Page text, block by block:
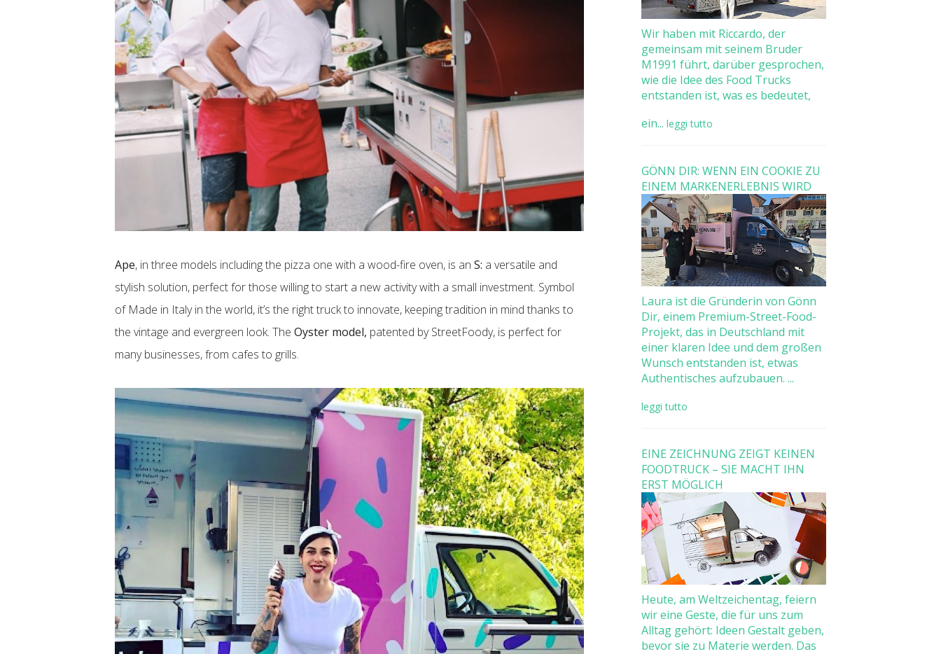
Ape, in three models including the pizza one with a wood-fire oven, is an S: a versatile and
stylish solution, perfect for those willing to start a new activity with a small investment. Symbol
of Made in Italy in the world, it’s the right truck to innovate, keeping tradition in mind thanks to
the vintage and evergreen look. The Oyster model, patented by StreetFoody, is perfect for
many businesses, from cafes to grills.
Wir haben mit Riccardo, der
gemeinsam mit seinem Bruder
M1991 führt, darüber gesprochen,
wie die Idee des Food Trucks
entstanden ist, was es bedeutet,
ein... leggi tutto
GÖNN DIR: WENN EIN COOKIE ZU
EINEM MARKENERLEBNIS WIRD
Laura ist die Gründerin von Gönn
Dir, einem Premium-Street-Food-
Projekt, das in Deutschland mit
einer klaren Idee und dem großen
Wunsch entstanden ist, etwas
Authentisches aufzubauen. ...
leggi tutto
EINE ZEICHNUNG ZEIGT KEINEN
FOODTRUCK – SIE MACHT IHN
ERST MÖGLICH
Heute, am Weltzeichentag, feiern
wir eine Geste, die für uns zum
Alltag gehört: Ideen Gestalt geben,
bevor sie zu Materie werden. Das